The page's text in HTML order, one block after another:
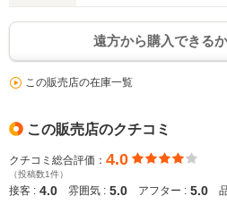
遠方から購入できる
この販売店の在庫一覧
この販売店のクチコミ
クチコミ総合評価： 4.0
（投稿数1件）
接客 : 4.0 雰囲気 : 5.0 アフター : 5.0